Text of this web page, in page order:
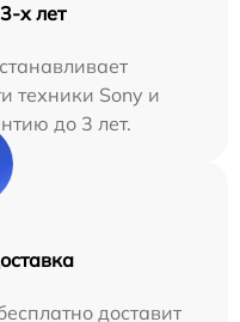
х лет
техники Sony и
до 3 лет.
доставит